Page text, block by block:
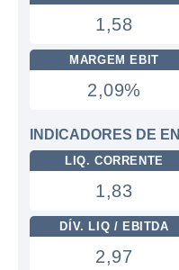
1,58
MARGEM EBIT
2,09%
INDICADORES DE
LIQ. CORRENTE
1,83
DÍV. LIQ / EBITDA
2,97